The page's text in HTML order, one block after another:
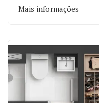
Mais informações